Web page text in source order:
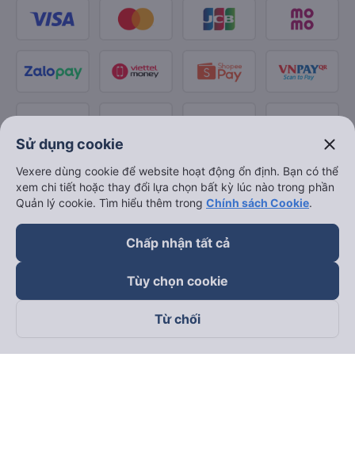
Theo dõi chúng tôi trên
Sử dụng cookie close
Vexere dùng cookie để website hoạt động ổn định. Bạn có thể
xem chi tiết hoặc thay đổi lựa chọn bất kỳ lúc nào trong phần
Quản lý cookie. Tìm hiểu thêm trong Chính sách Cookie.
Chấp nhận tất cả
Tùy chọn cookie
Từ chối